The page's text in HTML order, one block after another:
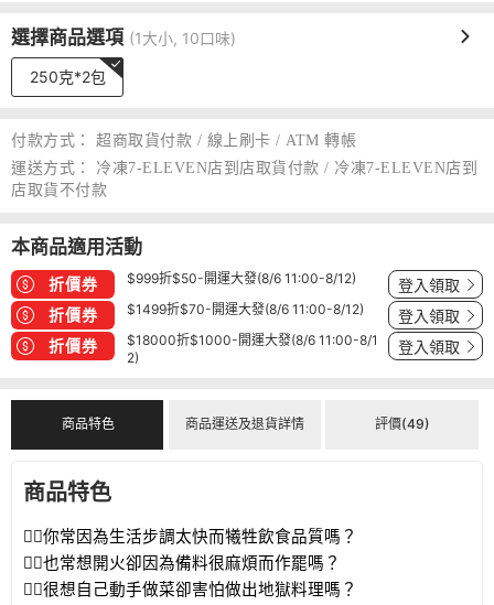
選擇商品選項 (1大小, 10口味)
250克*2包
付款方式：
超商取貨付款 / 線上刷卡 / ATM 轉帳
運送方式：
冷凍7-ELEVEN店到店取貨付款 / 冷凍7-ELEVEN店到
店取貨不付款
本商品適用活動
折價券 $999折$50-開運大發(8/6 11:00-8/12) 登入領取
折價券 $1499折$70-開運大發(8/6 11:00-8/12) 登入領取
折價券
$18000折$1000-開運大發(8/6 11:00-8/1
2)
登入領取
商品特色 商品運送及退貨詳情 評價(49)
商品特色
👉🏻你常因為生活步調太快而犧牲飲食品質嗎？
👉🏻也常想開火卻因為備料很麻煩而作罷嗎？
👉🏻很想自己動手做菜卻害怕做出地獄料理嗎？